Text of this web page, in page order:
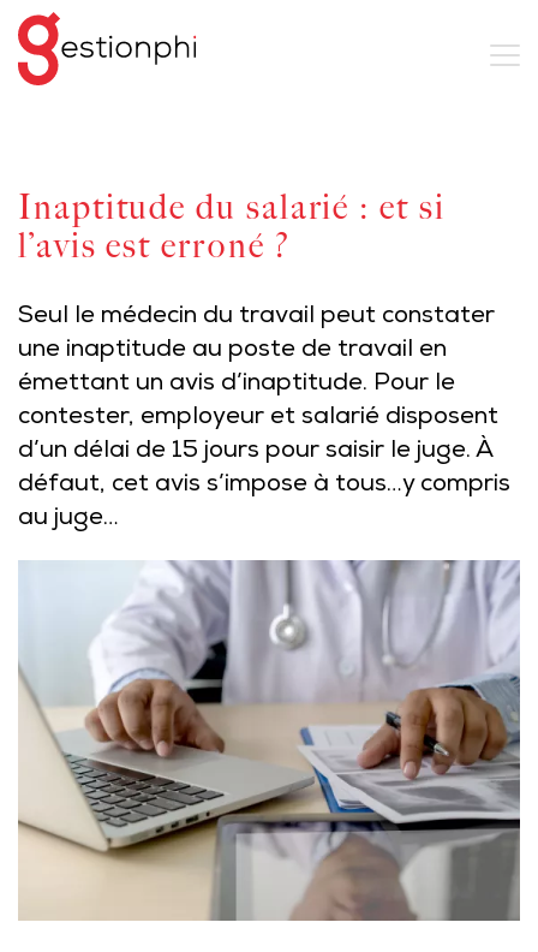
Inaptitude du salarié : et si
l’avis est erroné ?
Seul le médecin du travail peut constater
une inaptitude au poste de travail en
émettant un avis d’inaptitude. Pour le
contester, employeur et salarié disposent
d’un délai de 15 jours pour saisir le juge. À
défaut, cet avis s’impose à tous…y compris
au juge…